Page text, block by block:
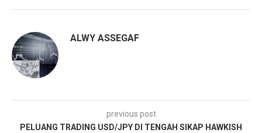
ALWY ASSEGAF
previous post
PELUANG TRADING USD/JPY DI TENGAH SIKAP HAWKISH